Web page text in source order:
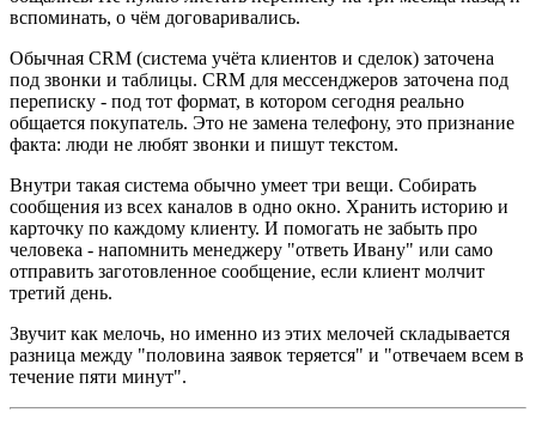
вспоминать, о чём договаривались.
Обычная CRM (система учёта клиентов и сделок) заточена
под звонки и таблицы. CRM для мессенджеров заточена под
переписку - под тот формат, в котором сегодня реально
общается покупатель. Это не замена телефону, это признание
факта: люди не любят звонки и пишут текстом.
Внутри такая система обычно умеет три вещи. Собирать
сообщения из всех каналов в одно окно. Хранить историю и
карточку по каждому клиенту. И помогать не забыть про
человека - напомнить менеджеру "ответь Ивану" или само
отправить заготовленное сообщение, если клиент молчит
третий день.
Звучит как мелочь, но именно из этих мелочей складывается
разница между "половина заявок теряется" и "отвечаем всем в
течение пяти минут".